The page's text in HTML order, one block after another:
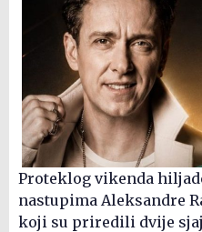
Proteklog vikenda
nastupima Aleksandre
koji su priredili dvije